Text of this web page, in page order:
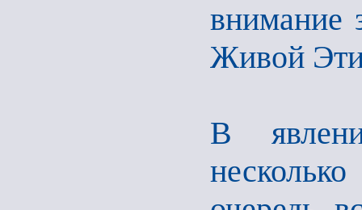
внимание
Живой
В